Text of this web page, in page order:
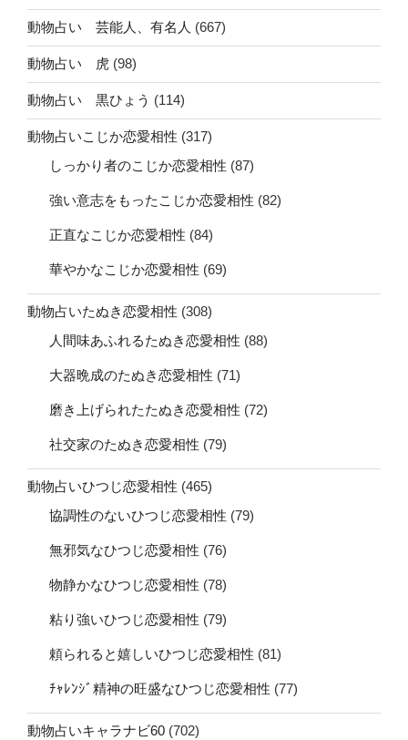
動物占い 芸能人、有名人 (667)
動物占い 虎 (98)
動物占い 黒ひょう (114)
動物占いこじか恋愛相性 (317)
しっかり者のこじか恋愛相性 (87)
強い意志をもったこじか恋愛相性 (82)
正直なこじか恋愛相性 (84)
華やかなこじか恋愛相性 (69)
動物占いたぬき恋愛相性 (308)
人間味あふれるたぬき恋愛相性 (88)
大器晩成のたぬき恋愛相性 (71)
磨き上げられたたぬき恋愛相性 (72)
社交家のたぬき恋愛相性 (79)
動物占いひつじ恋愛相性 (465)
協調性のないひつじ恋愛相性 (79)
無邪気なひつじ恋愛相性 (76)
物静かなひつじ恋愛相性 (78)
粘り強いひつじ恋愛相性 (79)
頼られると嬉しいひつじ恋愛相性 (81)
ﾁｬﾚﾝｼﾞ精神の旺盛なひつじ恋愛相性 (77)
動物占いキャラナビ60 (702)